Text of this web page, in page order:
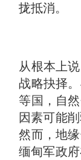
拢抵消。
从根本上
战略抉择
等国，自
因素可能
然而，地
缅甸军政